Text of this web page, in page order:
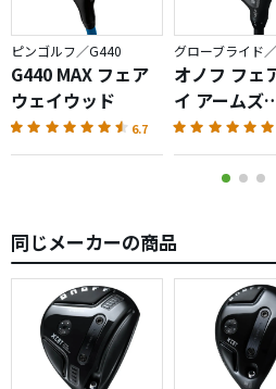
R3じゃない方のAKAは試してな
スプーンとでいかほどの差があ
高いだけのことはあるな、と感
もう中古価格もこなれてきてい
を探している方には良いと思いま
ピンゴルフ／G440
G440 MAX フェア
ウェイウッド
6.7
オノフ フェ
イ アームズ
AKA（2026
同じメーカーの商品